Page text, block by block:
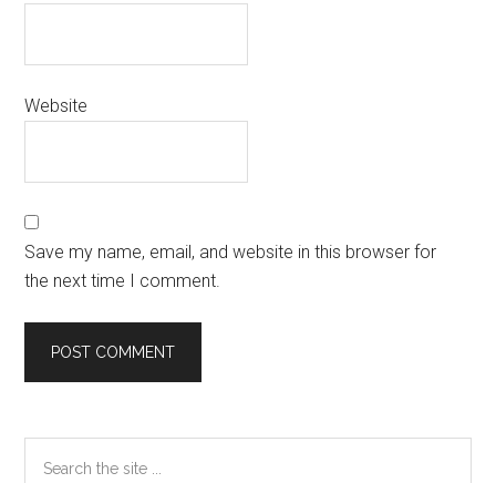
Website
Save my name, email, and website in this browser for
the next time I comment.
Primary